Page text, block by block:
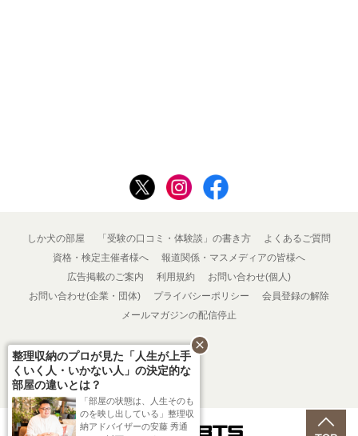
しか犬の部屋 「受験の口コミ・体験談」の書き方
よくあるご質問
資格・検定主催者様へ
報道関係・マスメディアの皆様へ
広告掲載のご案内
利用規約
お問い合わせ(個人)
お問い合わせ(企業・団体)
プライバシーポリシー
会員登録の解除
メールマガジンの配信停止
Powered by
整理収納のプロが見た「人生が上手
くいく人・いかない人」の決定的な
部屋の違いとは？
「部屋の状態は、人生そのも
のを映し出している」整理収
納アドバイザーの安藤 秀通
close